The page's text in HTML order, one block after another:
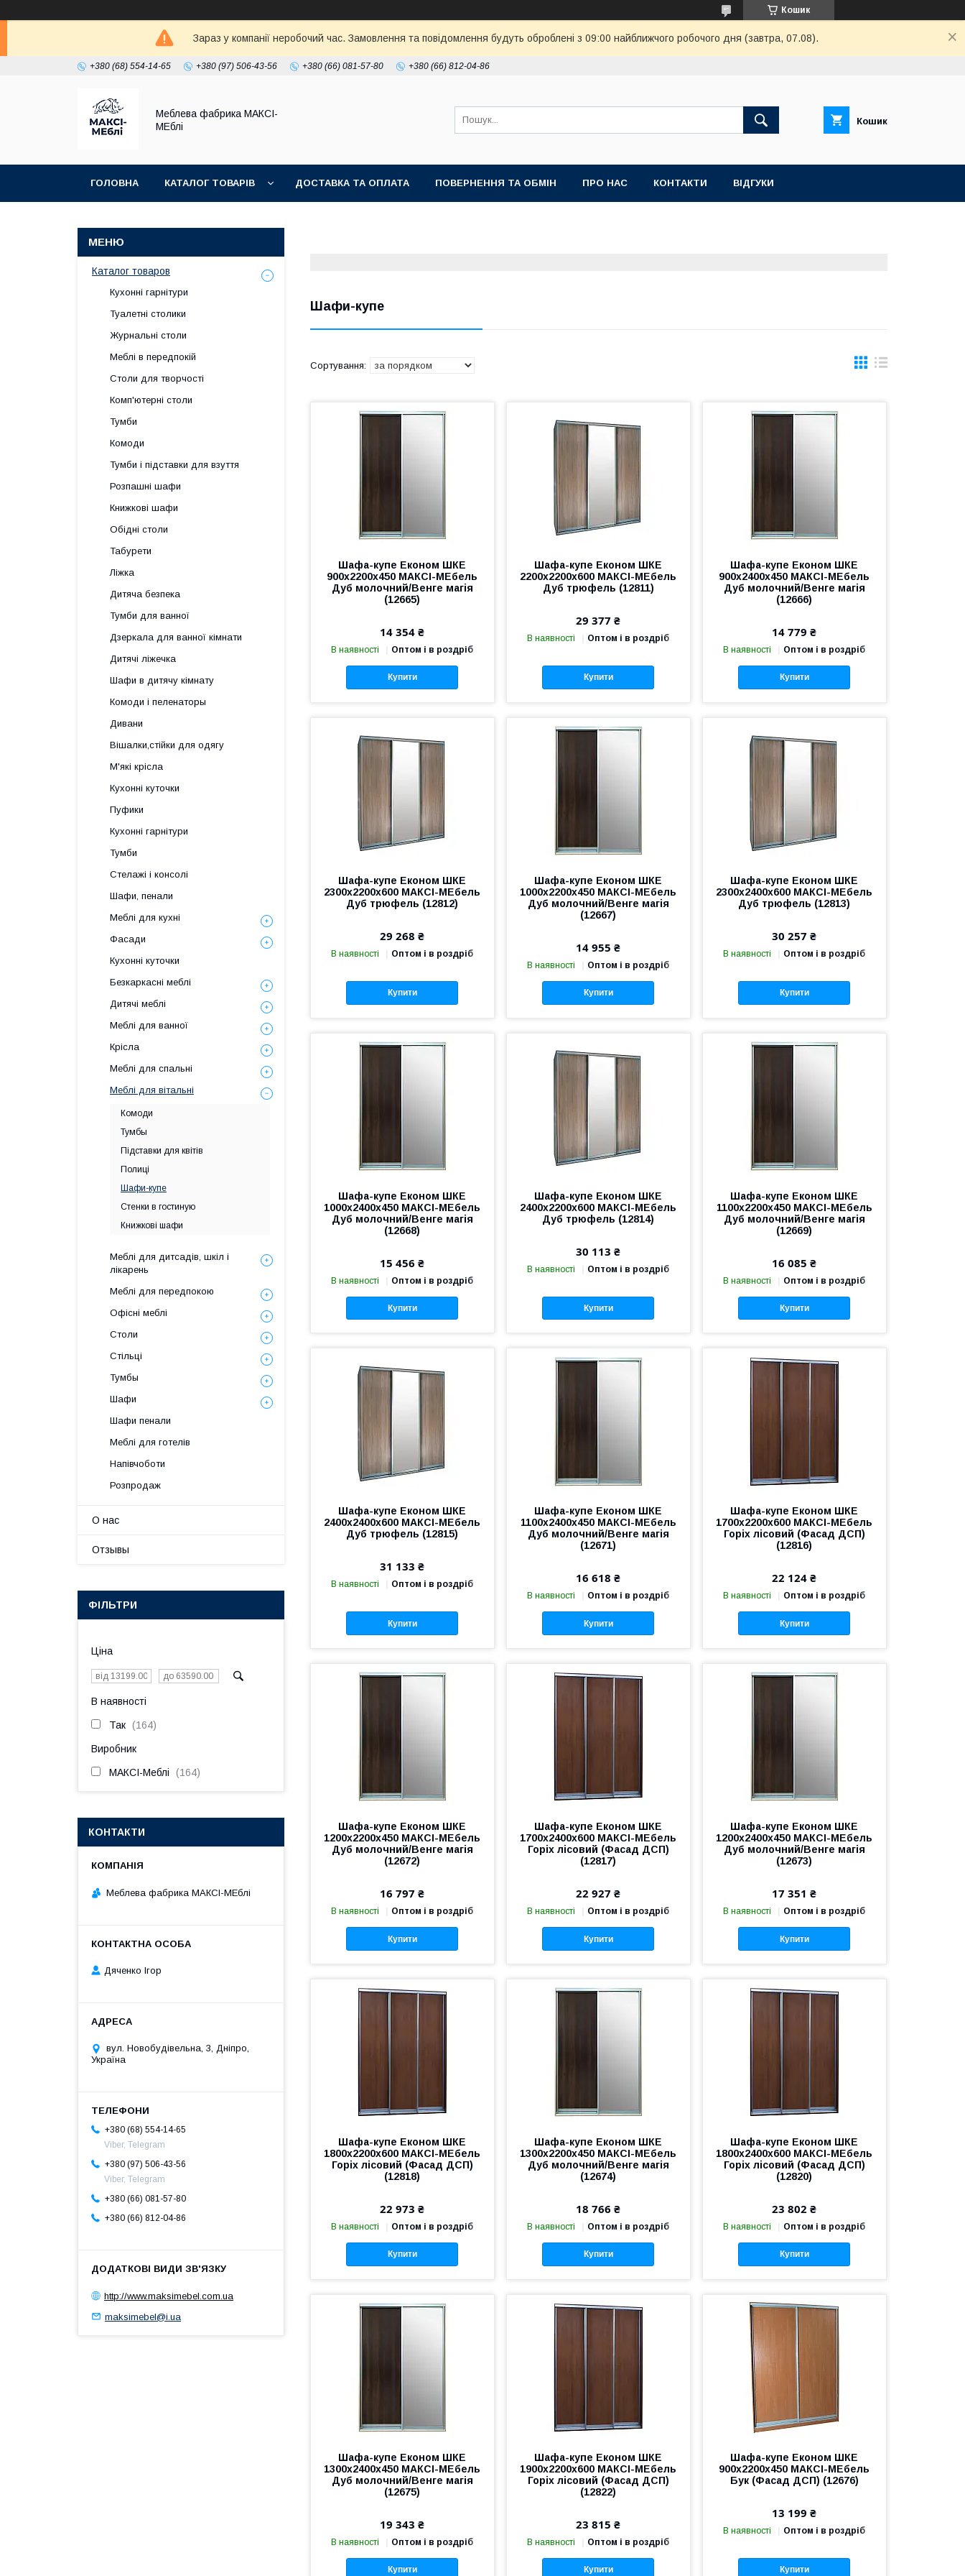
Кошик
Зараз у компанії неробочий час. Замовлення та повідомлення будуть оброблені з 09:00 найближчого робочого дня (завтра, 07.08).
+380 (68) 554-14-65 +380 (97) 506-43-56 +380 (66) 081-57-80 +380 (66) 812-04-86
Меблева фабрика МАКСІ-
МЕблі
Кошик
ГОЛОВНА КАТАЛОГ ТОВАРІВ ДОСТАВКА ТА ОПЛАТА ПОВЕРНЕННЯ ТА ОБМІН ПРО НАС КОНТАКТИ ВІДГУКИ
Шафи-купе
Шафа-купе Економ ШКЕ
900х2200х450 МАКСІ-МЕбель
Дуб молочний/Венге магія
(12665)
14 354 ₴
В наявності Оптом і в роздріб
Купити
Шафа-купе Економ ШКЕ
2200х2200х600 МАКСІ-МЕбель
Дуб трюфель (12811)
29 377 ₴
В наявності Оптом і в роздріб
Купити
Шафа-купе Економ ШКЕ
900х2400х450 МАКСІ-МЕбель
Дуб молочний/Венге магія
(12666)
14 779 ₴
В наявності Оптом і в роздріб
Купити
Шафа-купе Економ ШКЕ
2300х2200х600 МАКСІ-МЕбель
Дуб трюфель (12812)
29 268 ₴
В наявності Оптом і в роздріб
Купити
Шафа-купе Економ ШКЕ
1000х2200х450 МАКСІ-МЕбель
Дуб молочний/Венге магія
(12667)
14 955 ₴
В наявності Оптом і в роздріб
Купити
Шафа-купе Економ ШКЕ
2300х2400х600 МАКСІ-МЕбель
Дуб трюфель (12813)
30 257 ₴
В наявності Оптом і в роздріб
Купити
Шафа-купе Економ ШКЕ
1000х2400х450 МАКСІ-МЕбель
Дуб молочний/Венге магія
(12668)
15 456 ₴
В наявності Оптом і в роздріб
Купити
Шафа-купе Економ ШКЕ
2400х2200х600 МАКСІ-МЕбель
Дуб трюфель (12814)
30 113 ₴
В наявності Оптом і в роздріб
Купити
Шафа-купе Економ ШКЕ
1100х2200х450 МАКСІ-МЕбель
Дуб молочний/Венге магія
(12669)
16 085 ₴
В наявності Оптом і в роздріб
Купити
Шафа-купе Економ ШКЕ
2400х2400х600 МАКСІ-МЕбель
Дуб трюфель (12815)
31 133 ₴
В наявності Оптом і в роздріб
Купити
Шафа-купе Економ ШКЕ
1100х2400х450 МАКСІ-МЕбель
Дуб молочний/Венге магія
(12671)
16 618 ₴
В наявності Оптом і в роздріб
Купити
Шафа-купе Економ ШКЕ
1700х2200х600 МАКСІ-МЕбель
Горіх лісовий (Фасад ДСП)
(12816)
22 124 ₴
В наявності Оптом і в роздріб
Купити
Шафа-купе Економ ШКЕ
1200х2200х450 МАКСІ-МЕбель
Дуб молочний/Венге магія
(12672)
16 797 ₴
В наявності Оптом і в роздріб
Купити
Шафа-купе Економ ШКЕ
1700х2400х600 МАКСІ-МЕбель
Горіх лісовий (Фасад ДСП)
(12817)
22 927 ₴
В наявності Оптом і в роздріб
Купити
Шафа-купе Економ ШКЕ
1200х2400х450 МАКСІ-МЕбель
Дуб молочний/Венге магія
(12673)
17 351 ₴
В наявності Оптом і в роздріб
Купити
Шафа-купе Економ ШКЕ
1800х2200х600 МАКСІ-МЕбель
Горіх лісовий (Фасад ДСП)
(12818)
22 973 ₴
В наявності Оптом і в роздріб
Купити
Шафа-купе Економ ШКЕ
1300х2200х450 МАКСІ-МЕбель
Дуб молочний/Венге магія
(12674)
18 766 ₴
В наявності Оптом і в роздріб
Купити
Шафа-купе Економ ШКЕ
1800х2400х600 МАКСІ-МЕбель
Горіх лісовий (Фасад ДСП)
(12820)
23 802 ₴
В наявності Оптом і в роздріб
Купити
Шафа-купе Економ ШКЕ
1300х2400х450 МАКСІ-МЕбель
Дуб молочний/Венге магія
(12675)
19 343 ₴
В наявності Оптом і в роздріб
Купити
Шафа-купе Економ ШКЕ
1900х2200х600 МАКСІ-МЕбель
Горіх лісовий (Фасад ДСП)
(12822)
23 815 ₴
В наявності Оптом і в роздріб
Купити
Шафа-купе Економ ШКЕ
900х2200х450 МАКСІ-МЕбель
Бук (Фасад ДСП) (12676)
13 199 ₴
В наявності Оптом і в роздріб
Купити
Каталог товаров
Кухонні гарнітури
Туалетні столики
Журнальні столи
Меблі в передпокій
Столи для творчості
Комп'ютерні столи
Тумби
Комоди
Тумби і підставки для взуття
Розпашні шафи
Книжкові шафи
Обідні столи
Табурети
Ліжка
Дитяча безпека
Тумби для ванної
Дзеркала для ванної кімнати
Дитячі ліжечка
Шафи в дитячу кімнату
Комоди і пеленаторы
Дивани
Вішалки,стійки для одягу
М'які крісла
Кухонні куточки
Пуфики
Кухонні гарнітури
Тумби
Стелажі і консолі
Шафи, пенали
Меблі для кухні
Фасади
Кухонні куточки
Безкаркасні меблі
Дитячі меблі
Меблі для ванної
Крісла
Меблі для спальні
Меблі для вітальні
Комоди
Тумбы
Підставки для квітів
Полиці
Шафи-купе
Стенки в гостиную
Книжкові шафи
Меблі для дитсадів, шкіл і
лікарень
Меблі для передпокою
Офісні меблі
Столи
Стільці
Тумбы
Шафи
Шафи пенали
Меблі для готелів
Напівчоботи
Розпродаж
О нас
Отзывы
ФІЛЬТРИ
Ціна
В наявності
Так 164
Виробник
МАКСІ-Меблі 164
КОНТАКТИ
Меблева фабрика МАКСІ-МЕблі
Дяченко Ігор
вул. Новобудівельна, 3, Дніпро,
Україна
+380 (68) 554-14-65
Viber, Telegram
+380 (97) 506-43-56
Viber, Telegram
+380 (66) 081-57-80
+380 (66) 812-04-86
http://www.maksimebel.com.ua
maksimebel@i.ua